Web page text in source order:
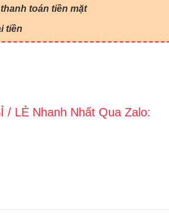
toán tiền mặt
tiền
/ LẺ Nhanh Nhất Qua Zalo: